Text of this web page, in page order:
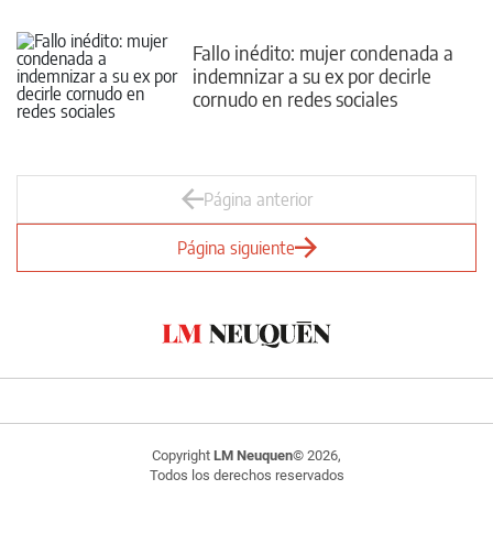
Fallo inédito: mujer condenada a
indemnizar a su ex por decirle
cornudo en redes sociales
Página anterior
Página siguiente
Copyright LM Neuquen© 2026,
Todos los derechos reservados